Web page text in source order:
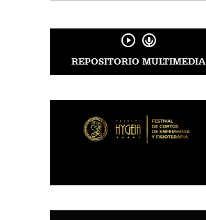
REPOSITORIO MULTIMEDIA